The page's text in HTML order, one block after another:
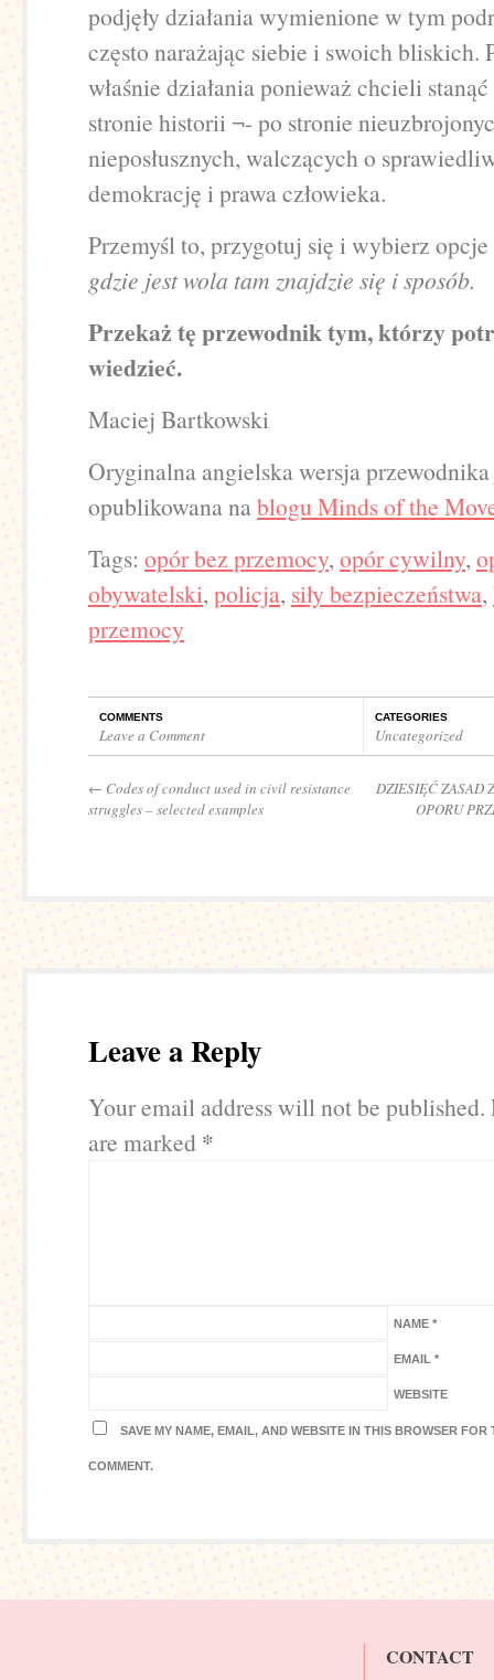
podjęły działania wymienione w tym
często narażając siebie i swoich bliskich.
właśnie działania ponieważ chcieli
stronie historii ¬- po stronie
nieposłusznych, walczących o
demokrację i prawa człowieka.
Przemyśl to, przygotuj się i wybierz
gdzie jest wola tam znajdzie się i sposób.
Przekaż tę przewodnik tym, którzy
wiedzieć.
Maciej Bartkowski
Oryginalna angielska wersja
opublikowana nablogu Minds of the
Tags: opór bez przemocy, opór cywilny,
obywatelski, policja, siły bezpieczeństwa,
przemocy
COMMENTS
Leave a Comment
CATEGORIES
Uncategorized
← Codes of conduct used in civil resistance
struggles – selected examples
DZIESIĘĆ ZASAD
OPORU
Leave a Reply
Your email address will not be published.
are marked *
NAME *
EMAIL *
WEBSITE
SAVE MY NAME, EMAIL, AND WEBSITE IN THIS BROWSER FOR
COMMENT.
CONTACT